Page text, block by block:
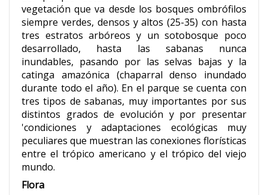
vegetación que va desde los bosques ombrófilos
siempre verdes, densos y altos (25-35) con hasta
tres estratos arbóreos y un sotobosque poco
desarrollado, hasta las sabanas nunca
inundables, pasando por las selvas bajas y la
catinga amazónica (chaparral denso inundado
durante todo el año). En el parque se cuenta con
tres tipos de sabanas, muy importantes por sus
distintos grados de evolución y por presentar
'condiciones y adaptaciones ecológicas muy
peculiares que muestran las conexiones florísticas
entre el trópico americano y el trópico del viejo
mundo.
Flora